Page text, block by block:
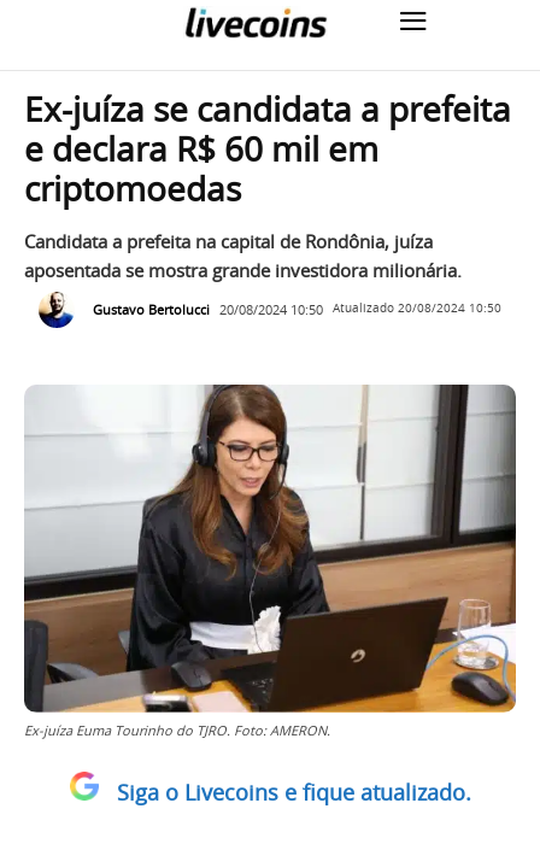
Ex-juíza se candidata a prefeita
e declara R$ 60 mil em
criptomoedas
Candidata a prefeita na capital de Rondônia, juíza
aposentada se mostra grande investidora milionária.
Gustavo Bertolucci 20/08/2024 10:50 Atualizado 20/08/2024 10:50
Ex-juíza Euma Tourinho do TJRO. Foto: AMERON.
Siga o Livecoins e fique atualizado.